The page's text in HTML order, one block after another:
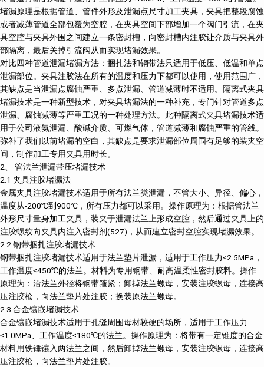
堵漏原理是根据管道、管件外形及泄漏点尺寸加工夹具，夹具把整段腐蚀
或者减薄管道全部包覆为空腔，在夹具空间下部增加一个阀门引流，在夹
具空腔与夹具外围之间建立一条密封槽，向密封槽内注胶让介质与夹具外
部隔离，最后关掉引流阀从而实现堵漏效果。
对比四种管道泄漏堵漏方法：捆扎法和钢带法只适用于低压、低温和单点
泄漏部位。夹具注胶法在所有的温度和压力下都可以使用，使用范围广，
其缺点是当泄漏点腐蚀严重、多点泄漏、管道减薄时不适用。隔离式夹具
堵漏技术是一种新型技术，对夹具堵漏法的一种补充，专门针对管道多点
泄漏、腐蚀减薄等严重工况的一种处理方法。此种隔离式夹具堵漏技术适
用于公司液氨泄漏、酸碱介质、可燃气体，管道减薄和腐蚀严重的管线。
弥补了我们以前堵漏的空白，其缺点是要求泄漏部位周围有足够的装夹空
间，制作加工专用夹具用时长。
2、 管法兰泄漏带压堵漏技术
2.1 夹具注胶堵漏法
金属夹具注胶堵漏技术适用于所有法兰类泄漏，不管大小、异径、偏心，
温度从-200℃到900℃，所有压力都可以采用。操作原理为：根据管法兰
外形尺寸量身加工夹具，装夹于泄漏法兰上形成空腔，然后通过夹具上的
注胶螺纹向夹具内注入密封剂(527)，从而建立密封空腔实现堵漏效果。
2.2 钢带捆扎注胶堵漏技术
钢带捆扎注胶堵漏技术适用于法兰垫片泄漏，适用于工作压力≤2.5MPa，
工作温度≤450℃的法兰。材料为专用钢带、耐高温柔性密封胶料。操作
原理为：沿法兰外径将钢带箍紧；卸掉法兰螺母，安装注胶螺母，连接高
压注胶枪，向法兰垫片处注胶；换装原法兰螺母。
2.3 合金镶嵌堵漏技术
合金镶嵌堵漏技术适用于孔缝周围母材较硬的场所，适用于工作压力
≤1.0MPa、工作温度≤180℃的法兰。操作原理为：将带有一定锥度的合金
材料用铁锤镶入两法兰之间，然后卸掉法兰螺母，安装注胶螺母，连接高
压注胶枪，向法兰垫片处注胶。